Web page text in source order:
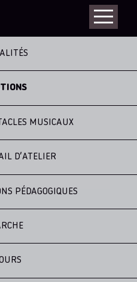
MUSICAUX
D’ATELIER
PÉDAGOGIQUES